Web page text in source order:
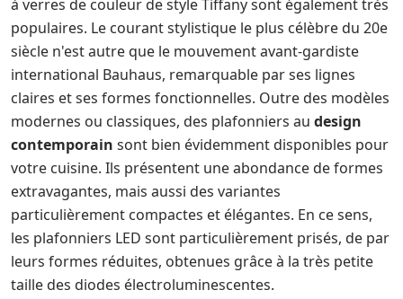
à verres de couleur de style Tiffany sont également très
populaires. Le courant stylistique le plus célèbre du 20e
siècle n'est autre que le mouvement avant-gardiste
international Bauhaus, remarquable par ses lignes
claires et ses formes fonctionnelles. Outre des modèles
modernes ou classiques, des plafonniers au design
contemporain sont bien évidemment disponibles pour
votre cuisine. Ils présentent une abondance de formes
extravagantes, mais aussi des variantes
particulièrement compactes et élégantes. En ce sens,
les plafonniers LED sont particulièrement prisés, de par
leurs formes réduites, obtenues grâce à la très petite
taille des diodes électroluminescentes.